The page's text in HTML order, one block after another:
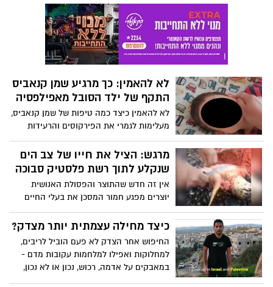
את השניה ולרגע אך נראה כי השכינה שלום
בית בין בני הזוג - צפו בילדה מעוררת
ההשראה ובמסר החשוב שלה
לא להאמין: כך מרגיע שמן קנאביס
התקף של ילד הסובל מאפילפסיה
לא להאמין כיצד כמה טיפות של שמן קנאביס,
מעלימות לגמרי את הפירקוסים והרעידות
ומסייעות לבחור הצעיר להתגבר על התקף
אפילפסיה תוך מספר רגעים - צפו (אזהרה:
סרטון קשה לצפייה)
מרגש: הציל את חייו של צב הים
שנקלע לתוך רשת פלסטיק סבוכה
אין זה חדש שהתוצר והפסולת האנושית
יוצרים מפגע חמור המסכן את בעלי החיים
ואת הסביבה. בסרטון שלפניכם נצפה צב ים
אשר נקלע לתוך רשת פלסטיק סבוכה המונעת
אף למותו. אולם, לאדם שנתקל במחזה
הכואב קשה היה להישאר אדיש - צפו ברגע
המרגש ומעורר ההשראה
כיצד מחילה עצמתית יותר מצדק?
החיפוש אחר הצדק לא פעם הוביל לריבים,
למחלוקות ואפילו למלחמות עקובות מדם -
במאבקים על אדמה, רכוש, נכון או לא נכון,